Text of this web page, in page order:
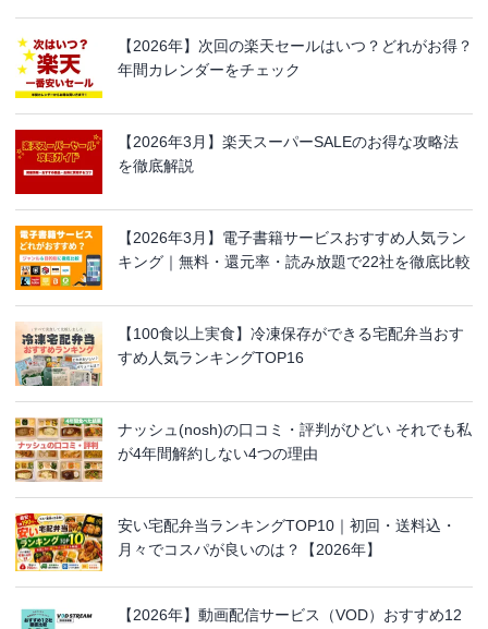
【2026年】次回の楽天セールはいつ？どれがお得？
年間カレンダーをチェック
【2026年3月】楽天スーパーSALEのお得な攻略法
を徹底解説
【2026年3月】電子書籍サービスおすすめ人気ラン
キング｜無料・還元率・読み放題で22社を徹底比較
【100食以上実食】冷凍保存ができる宅配弁当おす
すめ人気ランキングTOP16
ナッシュ(nosh)の口コミ・評判がひどい それでも私
が4年間解約しない4つの理由
安い宅配弁当ランキングTOP10｜初回・送料込・
月々でコスパが良いのは？【2026年】
【2026年】動画配信サービス（VOD）おすすめ12